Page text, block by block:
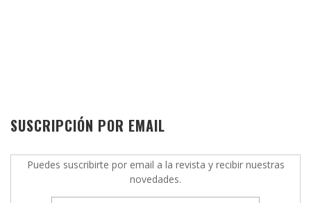
SUSCRIPCIÓN POR EMAIL
Puedes suscribirte por email a la revista y recibir nuestras
novedades.